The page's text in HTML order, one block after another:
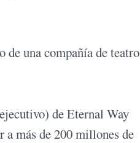
de una compañía de teatro
de Eternal Way
más de 200 millones de